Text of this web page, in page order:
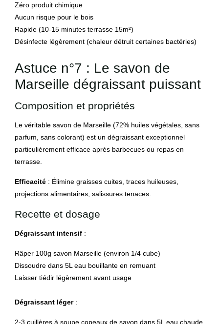
Zéro produit chimique
Aucun risque pour le bois
Rapide (10-15 minutes terrasse 15m²)
Désinfecte légèrement (chaleur détruit certaines bactéries)
Astuce n°7 : Le savon de
Marseille dégraissant puissant
Composition et propriétés
Le véritable savon de Marseille (72% huiles végétales, sans
parfum, sans colorant) est un dégraissant exceptionnel
particulièrement efficace après barbecues ou repas en
terrasse.
Efficacité : Élimine graisses cuites, traces huileuses,
projections alimentaires, salissures tenaces.
Recette et dosage
Dégraissant intensif :
Râper 100g savon Marseille (environ 1/4 cube)
Dissoudre dans 5L eau bouillante en remuant
Laisser tiédir légèrement avant usage
Dégraissant léger:
2-3 cuillères à soupe copeaux de savon dans 5L eau chaude